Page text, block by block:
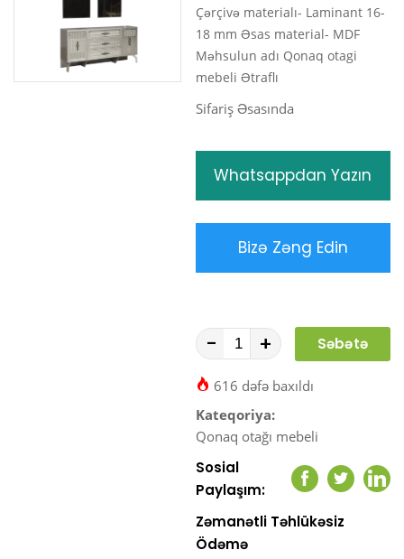
Çərçivə materialı- Laminant 16-
18 mm Əsas material- MDF
Məhsulun adı Qonaq otagi
mebeli Ətraflı
Sifariş Əsasında
Whatsappdan Yazın
Bizə Zəng Edin
- +
Səbətə
616 dəfə baxıldı
Kateqoriya:
Qonaq otağı mebeli
Sosial
Paylaşım:
Facebook
Twitter
Zəmanətli Təhlükəsiz
Ödəmə